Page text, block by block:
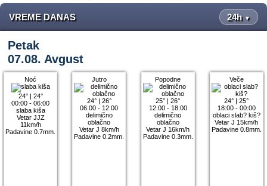
VREME DANAS 24h ▼
Petak
07.08. Avgust
Noć
24°| 24°
00:00 - 06:00
slaba kiša
Vetar JJZ
11km/h
Padavine 0.7mm.
Jutro
24°| 26°
06:00 - 12:00
delimično
oblačno
Vetar J 8km/h
Padavine 0.2mm.
Popodne
25° |26°
12:00 - 18:00
delimično
oblačno
Vetar J 16km/h
Padavine 0.3mm.
Veče
24° |25°
18:00 - 00:00
oblaci slab? kiš?
Vetar J 15km/h
Padavine 0.8mm.